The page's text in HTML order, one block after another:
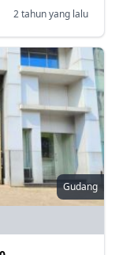
2 tahun yang lalu
Gudang